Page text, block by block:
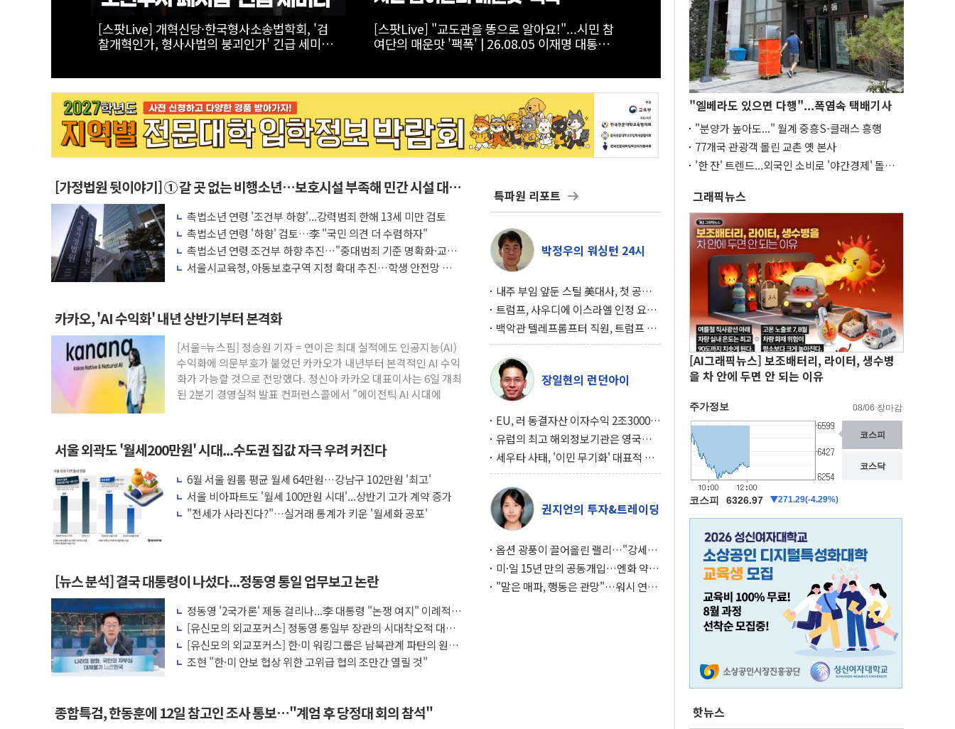
[스팟Live] *풀영상* 장동혁, 형소법 안 봤다는
李대통령에 "역대급 망언...대통령 맞나"｜
[스팟Live] *풀영상* "조직의 명운 건다는 각오
로 환골탈태 해야"...경찰 조직의 전면적 쇄신 촉
[히든스테이지2026] 열네 번째 참가자 채수빈?
｜삶과 마음을 노래하는 싱어송라이터 #라이브
[가정법원 뒷이야기] ① 갈 곳 없는 비행소년…보호시설 부족해 민간 시설 대신
소년원으로
촉법소년 연령 '조건부 하향'...강력범죄 한해 13세 미만 검토
촉법소년 연령 '하향' 검토…李 "국민 의견 더 수렴하자"
촉법소년 연령 조건부 하향 추진…"중대범죄 기준 명확화·교화
체계 병행 필요"
서울시교육청, 아동보호구역 지정 확대 추진…학생 안전망 통합
카카오, 'AI 수익화' 내년 상반기부터 본격화
[서울=뉴스핌] 정승원 기자 = 연이은 최대 실적에도 인공지능(AI)
수익화에 의문부호가 붙었던 카카오가 내년부터 본격적인 AI 수익
화가 가능할 것으로 전망했다. 정신아 카카오 대표이사는 6일 개최
된 2분기 경영실적 발표 컨퍼런스콜에서 "에이전틱 AI 시대에
서울 외곽도 '월세200만원' 시대...수도권 집값 자극 우려 커진다
6월 서울 원룸 평균 월세 64만원…강남구 102만원 '최고'
서울 비아파트도 '월세 100만원 시대'...상반기 고가 계약 증가
"전세가 사라진다?"…실거래 통계가 키운 '월세화 공포'
[뉴스 분석] 결국 대통령이 나섰다...정동영 통일 업무보고 논란
정동영 '2국가론' 제동 걸리나...李 대통령 "논쟁 여지" 이례적
언급
[유신모의 외교포커스] 정동영 통일부 장관의 시대착오적 대북
인식
[유신모의 외교포커스] 한·미 워킹그룹은 남북관계 파탄의 원인
이 아니다
조현 "한·미 안보 협상 위한 고위급 협의 조만간 열릴 것"
종합특검, 한동훈에 12일 참고인 조사 통보…"계엄 후 당정대 회의 참석"
특파원 리포트
박정우의 워싱턴 24시
내주 부임 앞둔 스틸 美대사, 첫 공개
행사서 "한미동맹 강화 최우선 과제"
트럼프, 사우디에 이스라엘 인정 요
구…원자력 협정 서명 하루 만에 좌초
위기
백악관 텔레프롬프터 직원, 트럼프 연
설 미리 보고 베팅 시장서 10만달러 챙
겨
장일현의 런던아이
EU, 러 동결자산 이자수익 2조3000억
우크라 지원… 지금까지 5차례 13조
달해
유럽의 최고 해외정보기관은 영국의
MI6… 2위는 프랑스의 대외안보총국
세우타 사태, '이민 무기화' 대표적 사
례… 경제 규모 10분의 1 모로코의 스
페인 압박 수단
권지언의 투자&트레이딩
옵션 광풍이 끌어올린 랠리…"강세장
이면에 과열 경고등"
미·일 15년 만의 공동개입…엔화 약세
와의 싸움은 끝나지 않았다
"말은 매파, 행동은 관망"…워시 연준,
"엘베라도 있으면 다행"...폭염속 택배기사
"분양가 높아도..." 월계 중흥S-클래스 흥행
77개국 관광객 몰린 교촌 옛 본사
'한 잔' 트렌드...외국인 소비로 '야간경제' 돌파
그래픽뉴스
[AI그래픽뉴스] 보조배터리, 라이터, 생수병
을 차 안에 두면 안 되는 이유
핫뉴스